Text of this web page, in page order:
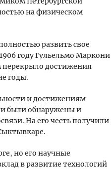
на физическом
развить свое
году Гульельмо Маркони
перекрыло достижения
годы.
и достижениям
были обнаружены и
На его честь получили
но его научные
в развитие технологий